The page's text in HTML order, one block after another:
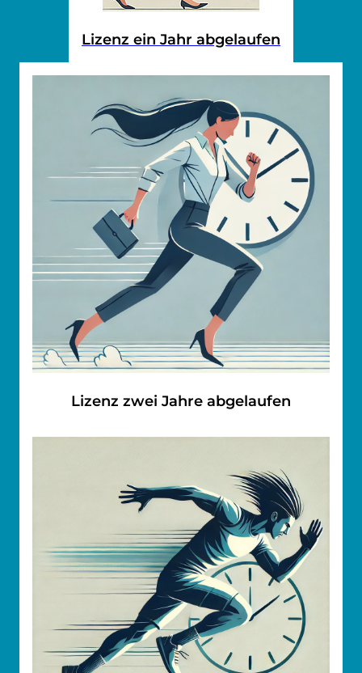
Lizenz ein Jahr abgelaufen
Lizenz zwei Jahre abgelaufen